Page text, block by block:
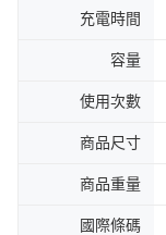
充電時間
容量
使用次數
商品尺寸
商品重量
國際條碼